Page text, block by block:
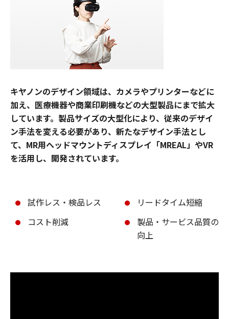
キヤノンのデザイン領域は、カメラやプリンターなどに
加え、医療機器や商業印刷機などの大型製品にまで拡大
しています。製品サイズの大型化により、従来のデザイ
ン手法を変える必要があり、新たなデザイン手法とし
て、MR用ヘッドマウントディスプレイ「MREAL」やVR
を活用し、開発されています。
試作レス・検品レス
リードタイム短縮
コスト削減
製品・サービス品質の
向上